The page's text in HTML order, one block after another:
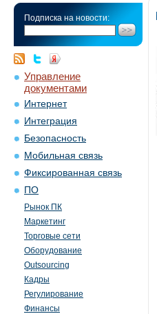
Подписка на новости:
Управление
документами
Интернет
Интеграция
Безопасность
Мобильная связь
Фиксированная связь
ПО
Рынок ПК
Маркетинг
Торговые сети
Оборудование
Outsourcing
Кадры
Регулирование
Финансы